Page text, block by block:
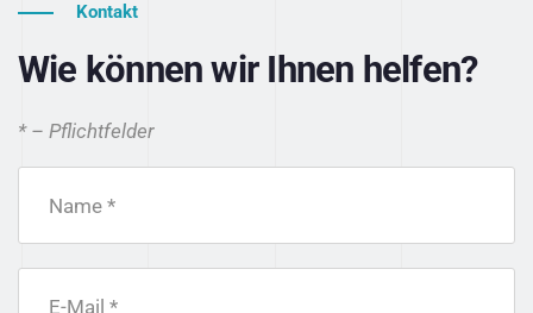
Kontakt
Wie können wir Ihnen helfen?
* – Pflichtfelder
Name *
E-Mail *